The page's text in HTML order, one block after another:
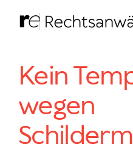
Inhalt
Kein
wegen